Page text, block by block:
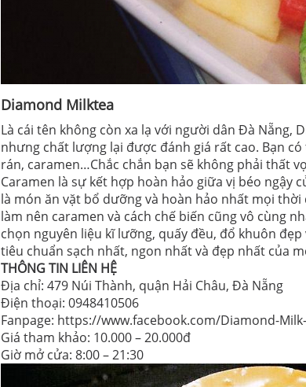
Diamond Milktea
Là cái tên không còn xa lạ với người dân Đà Nẵng,
nhưng chất lượng lại được đánh giá rất cao. Bạn
rán, caramen…Chắc chắn bạn sẽ không phải thất
Caramen là sự kết hợp hoàn hảo giữa vị béo
là món ăn vặt bổ dưỡng và hoàn hảo nhất mọi
làm nên caramen và cách chế biến cũng vô cùng
chọn nguyên liệu kĩ lưỡng, quấy đều, đổ khuôn
tiêu chuẩn sạch nhất, ngon nhất và đẹp nhất của
THÔNG TIN LIÊN HỆ
Địa chỉ: 479 Núi Thành, quận Hải Châu, Đà Nẵng
Điện thoại: 0948410506
Fanpage: https://www.facebook.com/Diamond-
Giá tham khảo: 10.000 – 20.000đ
Giờ mở cửa: 8:00 – 21:30